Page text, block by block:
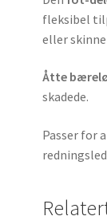
fleksibel
eller
Åtte
skadede.
Passer for